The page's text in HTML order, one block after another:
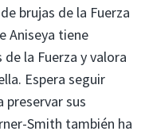
brujas de la Fuerza
Aniseya tiene
la Fuerza y ​​valora
Espera seguir
preservar sus
Smith también ha